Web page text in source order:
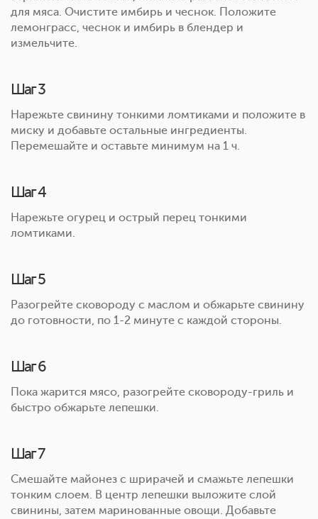
для мяса. Очистите имбирь и чеснок. Положите
лемонграсс, чеснок и имбирь в блендер и
измельчите.
Шаг 3
Нарежьте свинину тонкими ломтиками и положите в
миску и добавьте остальные ингредиенты.
Перемешайте и оставьте минимум на 1 ч.
Шаг 4
Нарежьте огурец и острый перец тонкими
ломтиками.
Шаг 5
Разогрейте сковороду с маслом и обжарьте свинину
до готовности, по 1-2 минуте с каждой стороны.
Шаг 6
Пока жарится мясо, разогрейте сковороду-гриль и
быстро обжарьте лепешки.
Шаг 7
Смешайте майонез с шрирачей и смажьте лепешки
тонким слоем. В центр лепешки выложите слой
свинины, затем маринованные овощи. Добавьте